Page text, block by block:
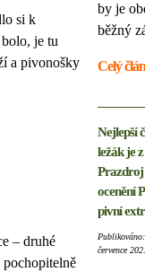
si k
je tu
a pivonošky
– druhé
by je
běžný
Celý
Nejlepší
ležák je
Prazdroj
ocenění
pivní
července